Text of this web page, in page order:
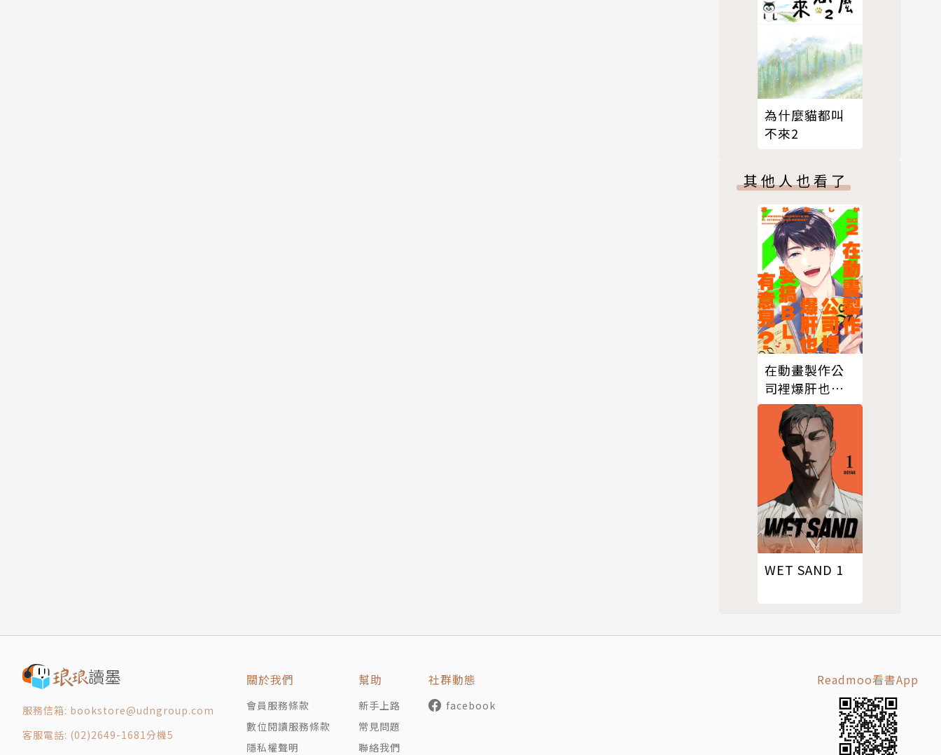
為什麼貓都叫
不來2
其他人也看了
在動畫製作公
司裡爆肝也要
搞ＢＬ，有意
見？02
WET SAND 1
服務信箱: bookstore@udngroup.com
客服電話: (02)2649-1681分機5
關於我們
會員服務條款
數位閱讀服務條款
隱私權聲明
幫助
新手上路
常見問題
聯絡我們
社群動態
facebook
Readmoo看書App